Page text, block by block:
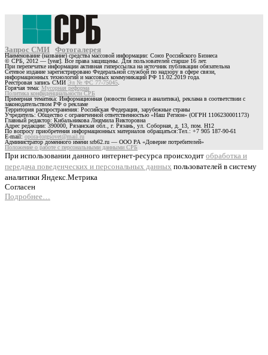
Запрос СМИ Фотогалерея
Наименование (название) средства массовой информации: Союз Российского Бизнеса
© СРБ, 2012 — [year]. Все права защищены. Для пользователей старше 16 лет.
При перепечатке информации активная гиперссылка на источник публикации обязательна
Сетевое издание зарегистрировано Федеральной службой по надзору в сфере связи,
информационных технологий и массовых коммуникаций РФ 11.02.2019 года.
Реестровая запись СМИ Эл № ФС 77-75045
Горячая тема: Мусорная реформа
Политика конфиденциальности СРБ
Примерная тематика: Информационная (новости бизнеса и аналитика), реклама в соответствии с
законодательством РФ о рекламе
Территория распространения: Российская Федерация, зарубежные страны
Учредитель: Общество с ограниченной ответственностью «Наш Регион» (ОГРН 1106230001173)
Главный редактор: Кибальникова Людмила Викторовна
Адрес редакции: 390000, Рязанская обл., г. Рязань, ул. Соборная, д. 13, пом. Н12
По вопросу приобретения информационных материалов обращаться:Тел.: +7 905 187-90-61
E-mail:opora-torgsovet@mail.ru
Администратор доменного имени srb62.ru — ООО РА «Доверие потребителей»
Положение о работе с персональными данными СРБ
При использовании данного интернет-ресурса происходит обработка и
передача поведенческих и персональных данных пользователей в систему
аналитики Яндекс.Метрика
Согласен
Подробнее…